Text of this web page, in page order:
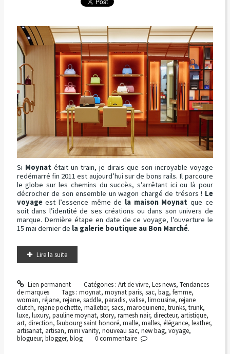
Si Moynatétait un train, je dirais que son incroyable voyage
redémarré fin 2011 est aujourd’hui sur de bons rails. Il parcoure
le globe sur les chemins du succès, s’arrêtant ici ou là pour
décrocher de son ensemble un wagon chargé de trésors ! Le
voyageest l’essence même de la maison Moynat que ce
soit dans l’identité de ses créations ou dans son univers de
marque. Dernière étape en date de ce voyage, l’ouverture le
15 mai dernier de la galerie boutique au Bon Marché.
Lire la suite
Lien permanent Catégories : Art de vivre, Les news, Tendances
de marques
Tags :moynat,moynat paris,sac,bag,femme,
woman, réjane, rejane, saddle, paradis, valise, limousine, rejane
clutch, rejane pochette, malletier, sacs, maroquinerie, trunks, trunk,
luxe, luxury, pauline moynat, story, ramesh nair, directeur, artistique,
art, direction, faubourg saint honoré, malle, malles, élégance, leather,
artisanat, artisan, mini vanity, nouveau sac, new bag, voyage,
blogueur, blogger, blog 0commentaire